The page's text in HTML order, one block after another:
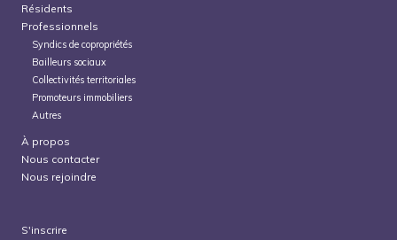
Résidents
Professionnels
Syndics de copropriétés
Bailleurs sociaux
Collectivités territoriales
Promoteurs immobiliers
Autres
À propos
Nous contacter
Nous rejoindre
S'inscrire